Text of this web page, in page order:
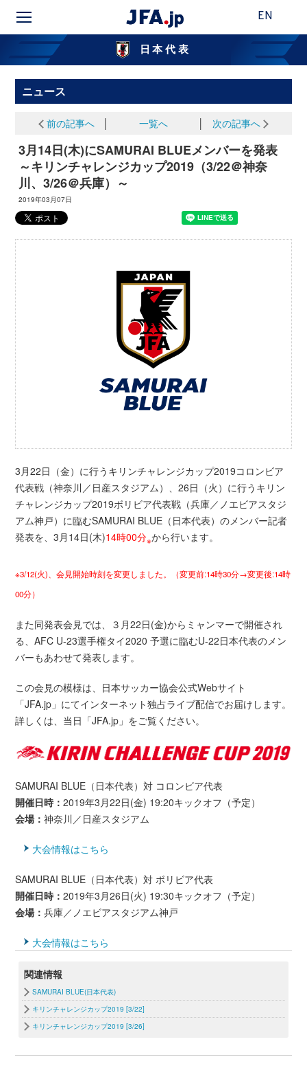
EN
日本代表
ニュース
前の記事へ 一覧へ 次の記事へ
3月14日(木)にSAMURAI BLUEメンバーを発表
～キリンチャレンジカップ2019（3/22＠神奈
川、3/26＠兵庫）～
2019年03月07日
3月22日（金）に行うキリンチャレンジカップ2019コロンビア
代表戦（神奈川／日産スタジアム）、26日（火）に行うキリン
チャレンジカップ2019ボリビア代表戦（兵庫／ノエビアスタジ
アム神戸）に臨むSAMURAI BLUE（日本代表）のメンバー記者
発表を、3月14日(木)14時00分※から行います。
※3/12(火)、会見開始時刻を変更しました。（変更前:14時30分→変更後:14時
00分）
また同発表会見では、３月22日(金)からミャンマーで開催され
る、AFC U-23選手権タイ2020 予選に臨むU-22日本代表のメン
バーもあわせて発表します。
この会見の模様は、日本サッカー協会公式Webサイト
「JFA.jp」にてインターネット独占ライブ配信でお届けします。
詳しくは、当日「JFA.jp」をご覧ください。
SAMURAI BLUE（日本代表）対 コロンビア代表
開催日時：2019年3月22日(金) 19:20キックオフ（予定）
会場：神奈川／日産スタジアム
大会情報はこちら
SAMURAI BLUE（日本代表）対 ボリビア代表
開催日時：2019年3月26日(火) 19:30キックオフ（予定）
会場：兵庫／ノエビアスタジアム神戸
大会情報はこちら
関連情報
SAMURAI BLUE(日本代表)
キリンチャレンジカップ2019 [3/22]
キリンチャレンジカップ2019 [3/26]